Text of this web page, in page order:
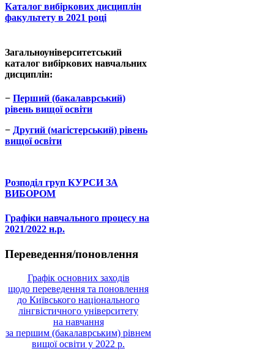
Каталог вибіркових дисциплін
факультету в 2021 році
Загальноуніверситетський
каталог вибіркових навчальних
дисциплін:
− Перший (бакалаврський)
рівень вищої освіти
− Другий (магістерський) рівень
вищої освіти
Розподіл груп КУРСИ ЗА
ВИБОРОМ
Графіки навчального процесу на
2021/2022 н.р.
Переведення/поновлення
Графік основних заходів
щодо переведення та поновлення
до Київського національного
лінгвістичного університету
на навчання
за першим (бакалаврським) рівнем
вищої освіти у 2022 р.